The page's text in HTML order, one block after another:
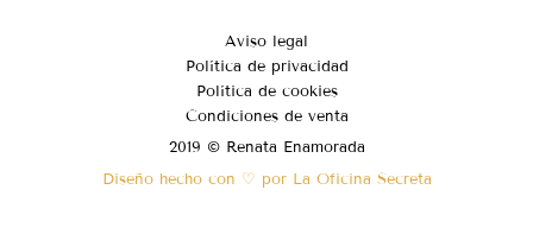
Aviso legal
Política de privacidad
Política de cookies
Condiciones de venta
2019 © Renata Enamorada
Diseño hecho con ♡ por La Oficina Secreta